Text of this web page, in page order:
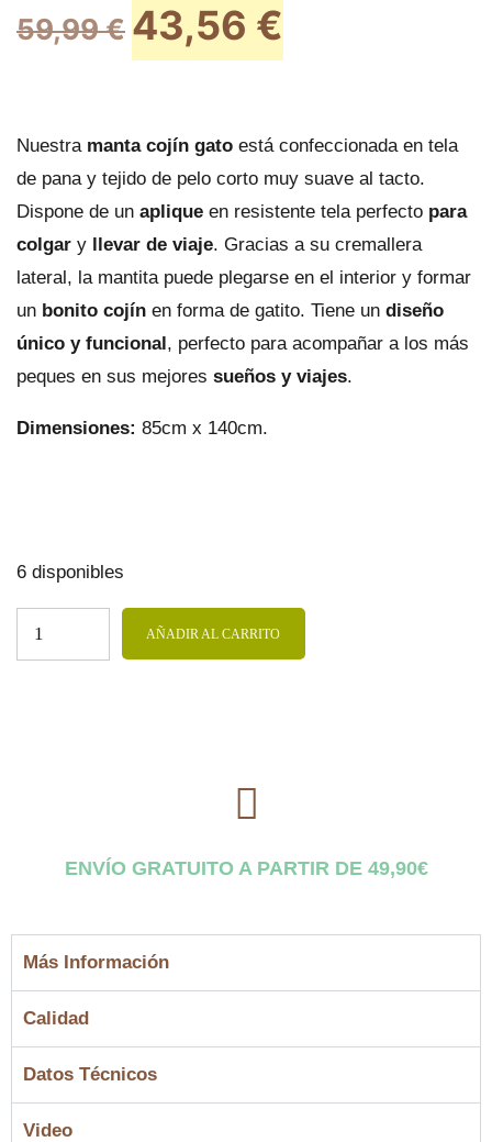
59,99€ 43,56 €
Nuestra manta cojín gato está confeccionada en tela
de pana y tejido de pelo corto muy suave al tacto.
Dispone de un aplique en resistente tela perfecto para
colgar y llevar de viaje. Gracias a su cremallera
lateral, la mantita puede plegarse en el interior y formar
un bonito cojín en forma de gatito. Tiene un diseño
único y funcional, perfecto para acompañar a los más
peques en sus mejores sueños y viajes.
Dimensiones: 85cm x 140cm.
6 disponibles
AÑADIR AL CARRITO
ENVÍO GRATUITO A PARTIR DE 49,90€
Más Información
Calidad
Datos Técnicos
Video